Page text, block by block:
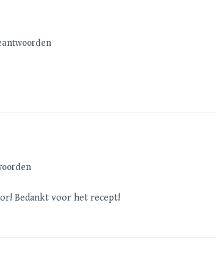
Bedankt voor het recept!